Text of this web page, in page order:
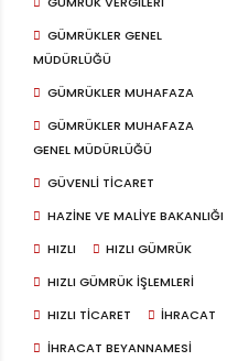
GÜMRÜKLER GENEL
MÜDÜRLÜĞÜ
GÜMRÜKLER MUHAFAZA
GÜMRÜKLER MUHAFAZA
GENEL MÜDÜRLÜĞÜ
GÜVENLI TICARET
HAZINE VE MALIYE BAKANLIĞI
HIZLI
HIZLI GÜMRÜK
HIZLI GÜMRÜK IŞLEMLERI
HIZLI TICARET
IHRACAT
IHRACAT BEYANNAMESI